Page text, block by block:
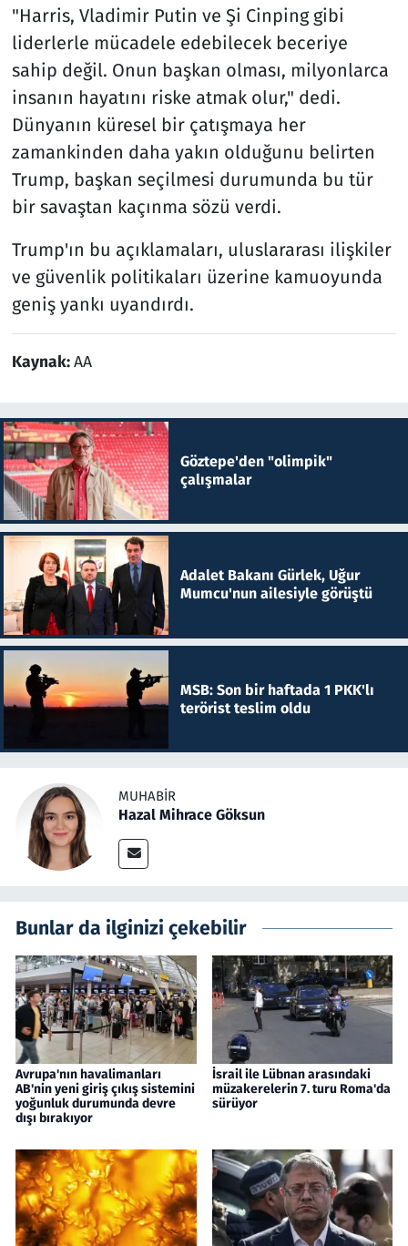
"Harris, Vladimir Putin ve Şi Cinping gibi
liderlerle mücadele edebilecek beceriye
sahip değil. Onun başkan olması, milyonlarca
insanın hayatını riske atmak olur," dedi.
Dünyanın küresel bir çatışmaya her
zamankinden daha yakın olduğunu belirten
Trump, başkan seçilmesi durumunda bu tür
bir savaştan kaçınma sözü verdi.
Trump'ın bu açıklamaları, uluslararası ilişkiler
ve güvenlik politikaları üzerine kamuoyunda
geniş yankı uyandırdı.
Kaynak:AA
Göztepe'den "olimpik"
çalışmalar
Adalet Bakanı Gürlek, Uğur
Mumcu'nun ailesiyle görüştü
MSB: Son bir haftada 1 PKK'lı
terörist teslim oldu
MUHABIR
Hazal Mihrace Göksun
Bunlar da ilginizi çekebilir
Avrupa'nın havalimanları
AB'nin yeni giriş çıkış sistemini
yoğunluk durumunda devre
dışı bırakıyor
İsrail ile Lübnan arasındaki
müzakerelerin 7. turu Roma'da
sürüyor